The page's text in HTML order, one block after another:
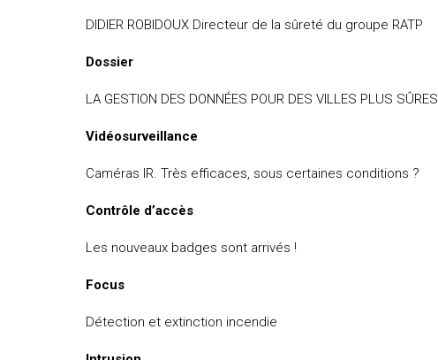
DIDIER ROBIDOUX Directeur de la sûreté du groupe RATP
Dossier
LA GESTION DES DONNÉES POUR DES VILLES PLUS SÛRES
Vidéosurveillance
Caméras IR. Très efficaces, sous certaines conditions ?
Contrôle d’accès
Les nouveaux badges sont arrivés !
Focus
Détection et extinction incendie